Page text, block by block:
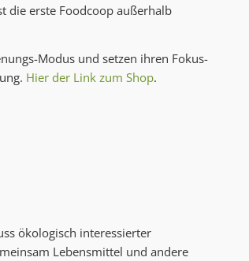
die erste Foodcoop außerhalb
Modus und setzen ihren Fokus-
Hier der Link zum Shop.
ökologisch interessierter
Lebensmittel und andere